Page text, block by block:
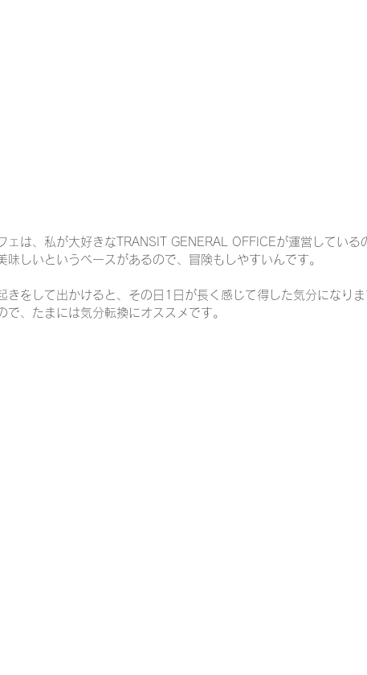
ェは、私が大好きなTRANSIT GENERAL OFFICEが運営している
味しいというベースがあるので、冒険もしやすいんです。
きをして出かけると、その日1日が長く感じて得した気分になり
で、たまには気分転換にオススメです。